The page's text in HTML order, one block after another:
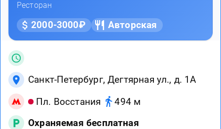
Ресторан
2000-3000₽ Авторская
Санкт-Петербург, Дегтярная ул., д. 1А
Пл. Восстания
494 м
Охраняемая бесплатная